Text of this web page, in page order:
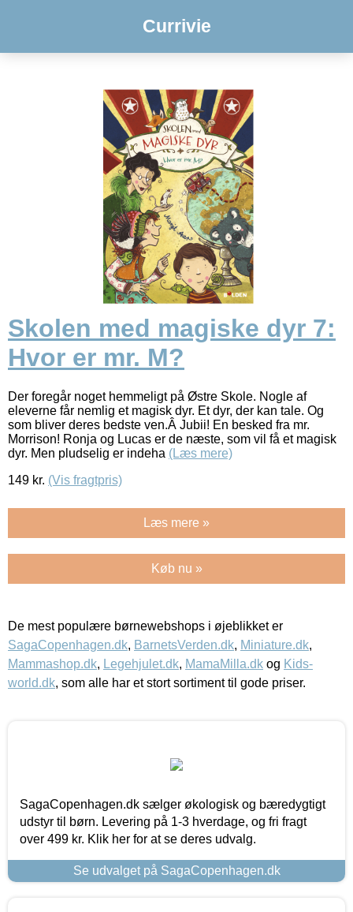
Currivie
Skolen med magiske dyr 7:
Hvor er mr. M?
Der foregår noget hemmeligt på Østre Skole. Nogle af
eleverne får nemlig et magisk dyr. Et dyr, der kan tale. Og
som bliver deres bedste ven.Â Jubii! En besked fra mr.
Morrison! Ronja og Lucas er de næste, som vil få et magisk
dyr. Men pludselig er indeha (Læs mere)
149 kr. (Vis fragtpris)
Læs mere »
Køb nu »
De mest populære børnewebshops i øjeblikket er
SagaCopenhagen.dk, BarnetsVerden.dk, Miniature.dk,
Mammashop.dk, Legehjulet.dk, MamaMilla.dk og Kids-
world.dk, som alle har et stort sortiment til gode priser.
SagaCopenhagen.dk sælger økologisk og bæredygtigt
udstyr til børn. Levering på 1-3 hverdage, og fri fragt
over 499 kr. Klik her for at se deres udvalg.
Se udvalget på SagaCopenhagen.dk